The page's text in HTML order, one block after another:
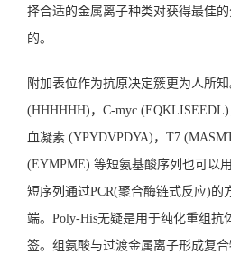
择合适的金属离子种类对获得最佳
的。
附加表位作为抗原决定簇更为人所
(HHHHHH)，C-myc
血凝素 (YPYDVPDYA)，T7
(EYMPME) 等短氨基酸序列也可以
短序列通过PCR(聚合酶链式反应)的
端。Poly-His无疑是用于纯化重组抗
签。组氨酸与过渡金属离子形成复合